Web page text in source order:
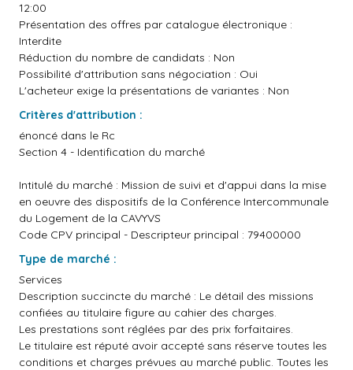
12:00
Présentation des offres par catalogue électronique :
Interdite
Réduction du nombre de candidats : Non
Possibilité d'attribution sans négociation : Oui
L'acheteur exige la présentations de variantes : Non
Critères d'attribution :
énoncé dans le Rc
Section 4 - Identification du marché
Intitulé du marché : Mission de suivi et d'appui dans la mise
en oeuvre des dispositifs de la Conférence Intercommunale
du Logement de la CAVYVS
Code CPV principal - Descripteur principal : 79400000
Type de marché :
Services
Description succincte du marché : Le détail des missions
confiées au titulaire figure au cahier des charges.
Les prestations sont réglées par des prix forfaitaires.
Le titulaire est réputé avoir accepté sans réserve toutes les
conditions et charges prévues au marché public. Toutes les